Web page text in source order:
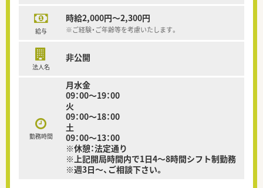
給与
時給2,000円～2,300円
※ご経験・ご年齢等を考慮いたします。
法人名
非公開
勤務時間
月水金
09：00～19：00
火
09：00～18：00
土
09：00～13：00
※休憩：法定通り
※上記開局時間内で1日4～8時間シフト制勤務
※週3日～、ご相談下さい。